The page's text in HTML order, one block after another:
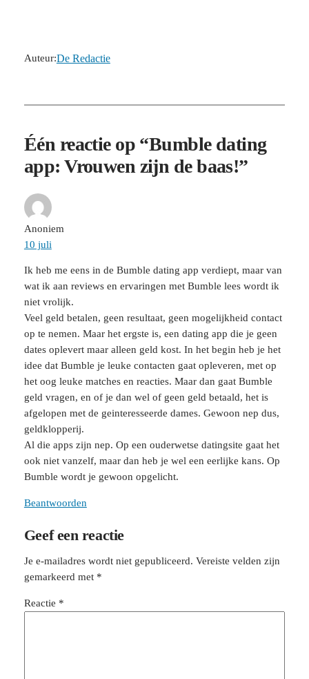
Auteur:De Redactie
Één reactie op “Bumble dating
app: Vrouwen zijn de baas!”
Anoniem
10 juli
Ik heb me eens in de Bumble dating app verdiept, maar van
wat ik aan reviews en ervaringen met Bumble lees wordt ik
niet vrolijk.
Veel geld betalen, geen resultaat, geen mogelijkheid contact
op te nemen. Maar het ergste is, een dating app die je geen
dates oplevert maar alleen geld kost. In het begin heb je het
idee dat Bumble je leuke contacten gaat opleveren, met op
het oog leuke matches en reacties. Maar dan gaat Bumble
geld vragen, en of je dan wel of geen geld betaald, het is
afgelopen met de geinteresseerde dames. Gewoon nep dus,
geldklopperij.
Al die apps zijn nep. Op een ouderwetse datingsite gaat het
ook niet vanzelf, maar dan heb je wel een eerlijke kans. Op
Bumble wordt je gewoon opgelicht.
Beantwoorden
Geef een reactie
Je e-mailadres wordt niet gepubliceerd. Vereiste velden zijn
gemarkeerd met *
Reactie *